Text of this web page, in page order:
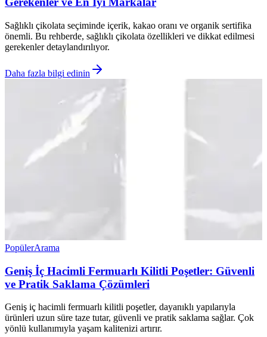
Sağlıklı çikolata seçiminde içerik, kakao oranı ve organik sertifika
önemli. Bu rehberde, sağlıklı çikolata özellikleri ve dikkat edilmesi
gerekenler detaylandırılıyor.
Daha fazla bilgi edinin
PopülerArama
Geniş İç Hacimli Fermuarlı Kilitli Poşetler: Güvenli
ve Pratik Saklama Çözümleri
Geniş iç hacimli fermuarlı kilitli poşetler, dayanıklı yapılarıyla
ürünleri uzun süre taze tutar, güvenli ve pratik saklama sağlar. Çok
yönlü kullanımıyla yaşam kalitenizi artırır.